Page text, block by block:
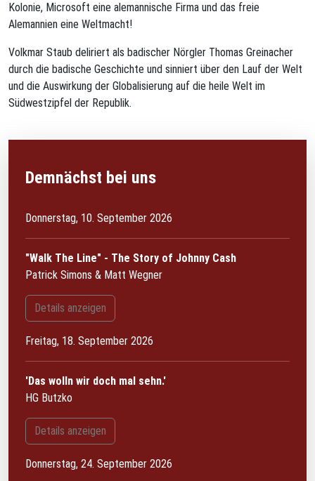
Kolonie, Microsoft eine alemannische Firma und das freie
Alemannien eine Weltmacht!
Volkmar Staub deliriert als badischer Nörgler Thomas Greinacher
durch die badische Geschichte und sinniert über den Lauf der Welt
und die Auswirkung der Globalisierung auf die heile Welt im
Südwestzipfel der Republik.
Demnächst bei uns
Donnerstag, 10. September 2026
"Walk The Line" - The Story of Johnny Cash
Patrick Simons & Matt Wegner
Details anzeigen
Freitag, 18. September 2026
'Das wolln wir doch mal sehn.'
HG Butzko
Details anzeigen
Donnerstag, 24. September 2026